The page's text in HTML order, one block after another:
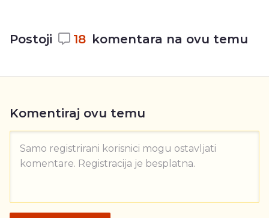
Postoji 18 komentara na ovu temu
Komentiraj ovu temu
Samo registrirani korisnici mogu ostavljati
komentare. Registracija je besplatna.